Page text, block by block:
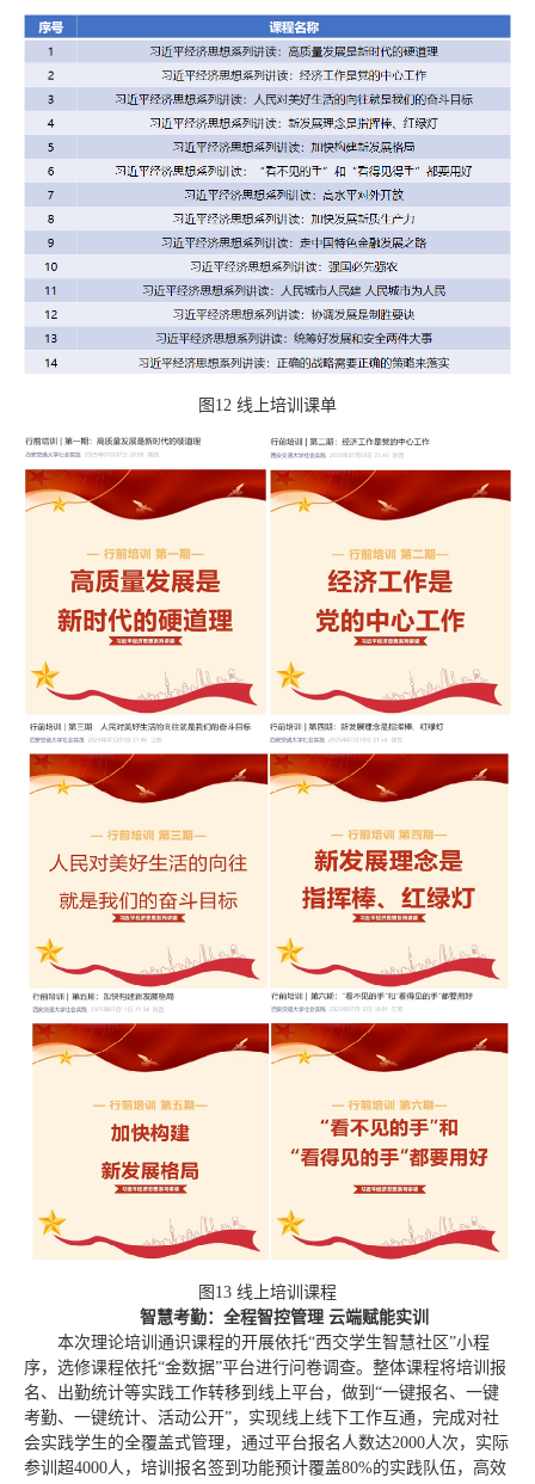
图12 线上培训课单
图13 线上培训课程
智慧考勤：全程智控管理 云端赋能实训
本次理论培训通识课程的开展依托“西交学生智慧社区”小程
序，选修课程依托“金数据”平台进行问卷调查。整体课程将培训报
名、出勤统计等实践工作转移到线上平台，做到“一键报名、一键
考勤、一键统计、活动公开”，实现线上线下工作互通，完成对社
会实践学生的全覆盖式管理，通过平台报名人数达2000人次，实际
参训超4000人，培训报名签到功能预计覆盖80%的实践队伍，高效